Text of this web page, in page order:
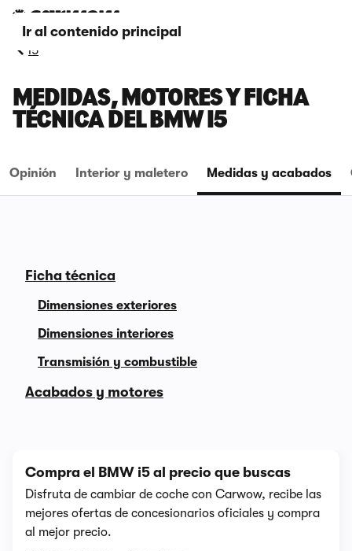
Ir al contenido principal
i5
MEDIDAS, MOTORES Y FICHA
TÉCNICA DEL BMW I5
Opinión Interior y maletero Medidas y acabados
Ficha técnica
Dimensiones exteriores
Dimensiones interiores
Transmisión y combustible
Acabados y motores
Compra el BMW i5 al precio que buscas
Disfruta de cambiar de coche con Carwow, recibe las
mejores ofertas de concesionarios oficiales y compra
al mejor precio.